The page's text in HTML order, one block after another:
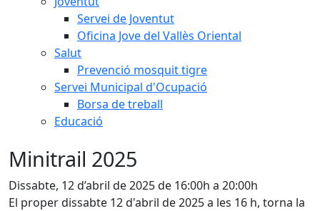
Servei de Joventut
Oficina Jove del Vallès Oriental
Salut
Prevenció mosquit tigre
Servei Municipal d'Ocupació
Borsa de treball
Educació
Minitrail 2025
Dissabte, 12 d’abril de 2025 de 16:00h a 20:00h
El proper dissabte 12 d'abril de 2025 a les 16 h, torna la